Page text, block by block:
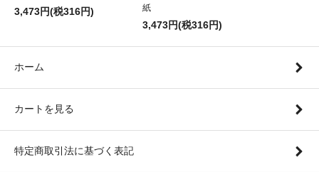
3,473円(税316円)
紙
3,473円(税316円)
ホーム
カートを見る
特定商取引法に基づく表記